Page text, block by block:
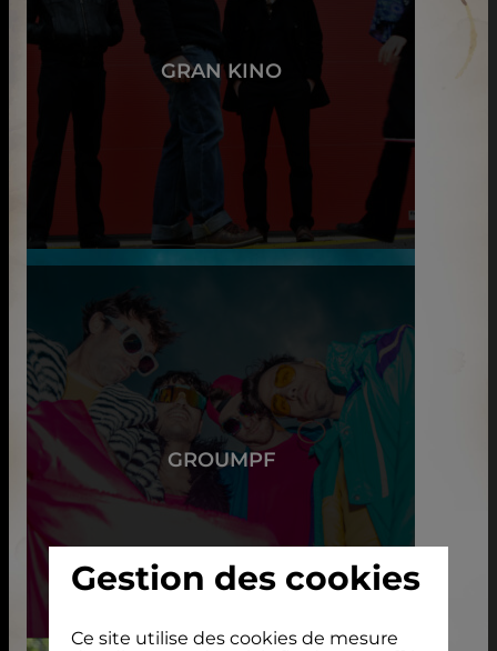
GRAN KINO
GROUMPF
Gestion des cookies
Ce site utilise des cookies de mesure